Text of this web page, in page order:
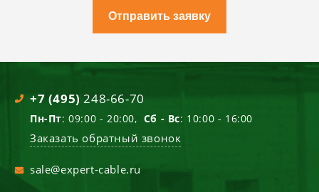
Отправить заявку
+7 (495) 248-66-70
Пн-Пт: 09:00 - 20:00, Сб - Вс: 10:00 - 16:00
Заказать обратный звонок
sale@expert-cable.ru